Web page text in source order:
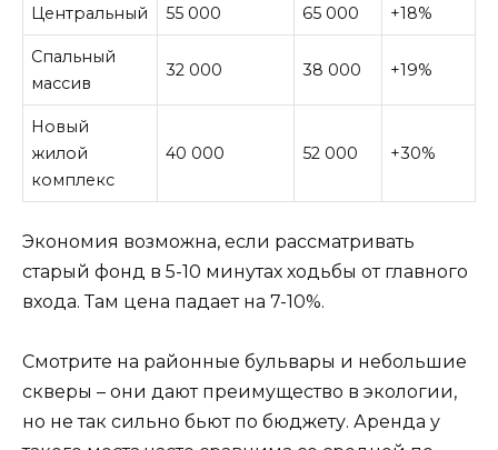
Центральный 55 000 65 000 +18%
Спальный
массив
32 000 38 000 +19%
Новый
жилой
комплекс
40 000 52 000 +30%
Экономия возможна, если рассматривать
старый фонд в 5-10 минутах ходьбы от главного
входа. Там цена падает на 7-10%.
Смотрите на районные бульвары и небольшие
скверы – они дают преимущество в экологии,
но не так сильно бьют по бюджету. Аренда у